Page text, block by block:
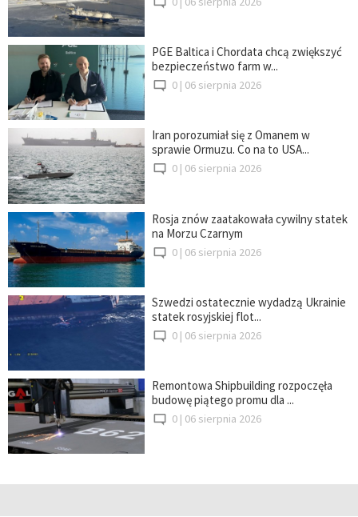
PGE Baltica i Chordata chcą zwiększyć
bezpieczeństwo farm w...
0 | 06 sierpnia 2026
Iran porozumiał się z Omanem w
sprawie Ormuzu. Co na to USA...
0 | 06 sierpnia 2026
Rosja znów zaatakowała cywilny statek
na Morzu Czarnym
0 | 06 sierpnia 2026
Szwedzi ostatecznie wydadzą Ukrainie
statek rosyjskiej flot...
0 | 06 sierpnia 2026
Remontowa Shipbuilding rozpoczęła
budowę piątego promu dla ...
0 | 06 sierpnia 2026